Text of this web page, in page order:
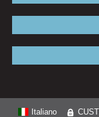
Italiano